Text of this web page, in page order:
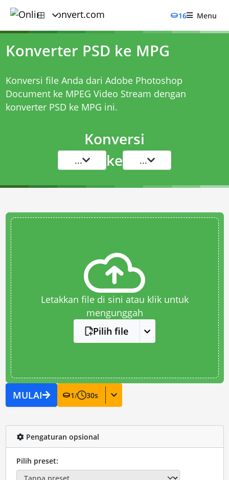
16 Menu
Konverter PSD ke MPG
Konversi file Anda dari Adobe Photoshop
Document ke MPEG Video Stream dengan
konverter PSD ke MPG ini.
Konversi
... ke ...
Letakkan file di sini atau klik untuk
mengunggah
Pilih file
MULAI 1/ 30s
Pengaturan opsional
Pilih preset: